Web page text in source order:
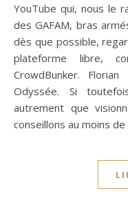
YouTube qui, nous le
des GAFAM, bras
dès que possible,
plateforme libre,
CrowdBunker.
Odyssée. Si
autrement que
conseillons au moins